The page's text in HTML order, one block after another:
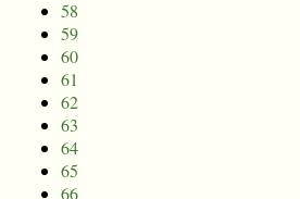
58
59
60
61
62
63
64
65
66